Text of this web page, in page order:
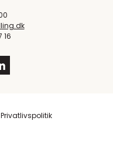
16
Privatlivspolitik